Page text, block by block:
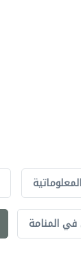
في المنامة